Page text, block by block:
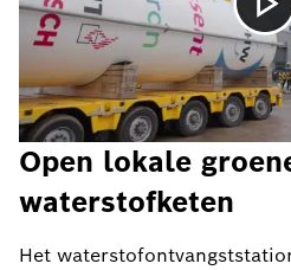
Open lokale
waterstofketen
Het